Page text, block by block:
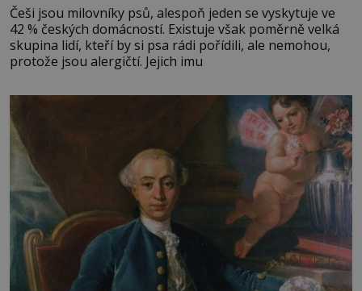
Češi jsou milovníky psů, alespoň jeden se vyskytuje ve
42 % českých domácností. Existuje však poměrně velká
skupina lidí, kteří by si psa rádi pořídili, ale nemohou,
protože jsou alergičtí. Jejich imu